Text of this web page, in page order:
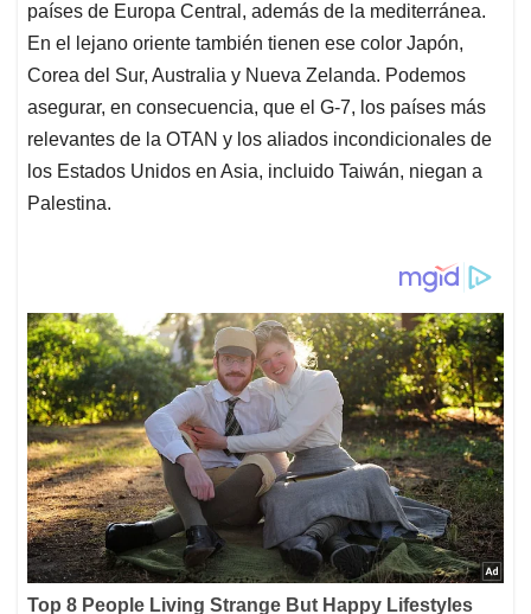
países de Europa Central, además de la mediterránea.
En el lejano oriente también tienen ese color Japón,
Corea del Sur, Australia y Nueva Zelanda. Podemos
asegurar, en consecuencia, que el G-7, los países más
relevantes de la OTAN y los aliados incondicionales de
los Estados Unidos en Asia, incluido Taiwán, niegan a
Palestina.